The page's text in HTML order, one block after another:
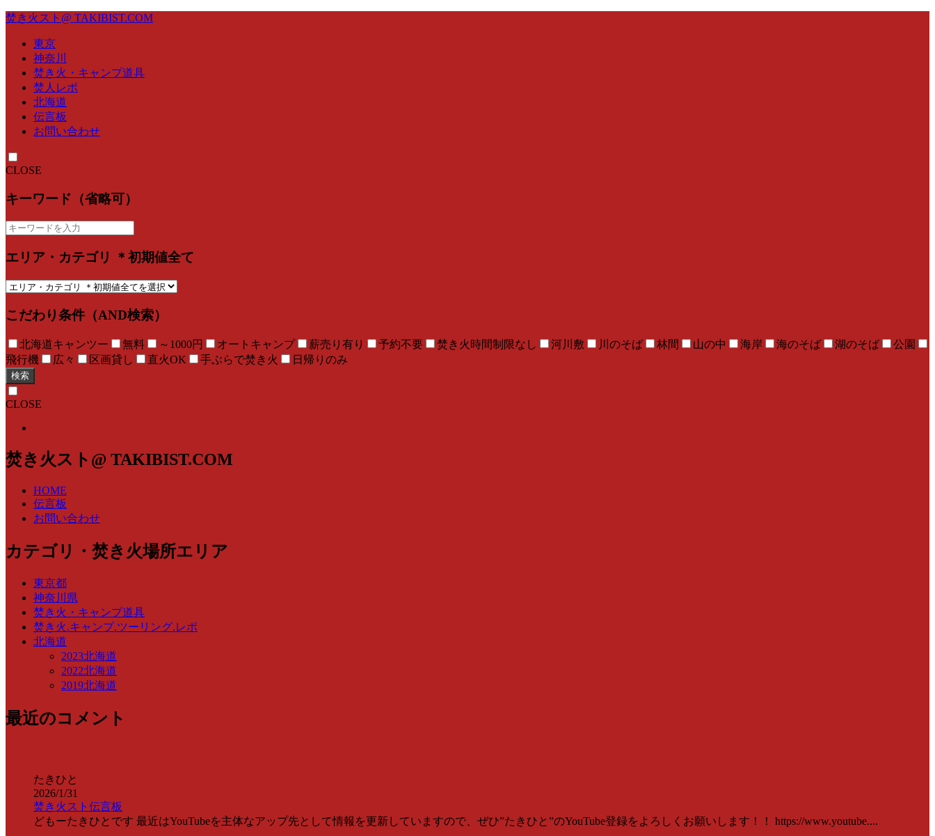
焚き火スト@ TAKIBIST.COM
東京
神奈川
焚き火・キャンプ道具
焚人レポ
北海道
伝言板
お問い合わせ
CLOSE
キーワード（省略可）
エリア・カテゴリ ＊初期値全て
こだわり条件（AND検索）
北海道キャンツー 無料 ～1000円 オートキャンプ 薪売り有り 予約不要 焚き火時間制限なし 河川敷 川のそば 林間 山の中 海岸 海のそば 湖のそば
公園
飛行機
広々 区画貸し 直火OK 手ぶらで焚き火 日帰りのみ
検索
CLOSE
焚き火スト@ TAKIBIST.COM
HOME
伝言板
お問い合わせ
カテゴリ・焚き火場所エリア
東京都
神奈川県
焚き火・キャンプ道具
焚き火.キャンプ.ツーリング.レポ
北海道
2023北海道
2022北海道
2019北海道
最近のコメント
たきひと
2026/1/31
焚き火スト伝言板
どもーたきひとです 最近はYouTubeを主体なアップ先として情報を更新していますので、ぜひ”たきひと”のYouTube登録をよろしくお願いします！！ https://www.youtube....